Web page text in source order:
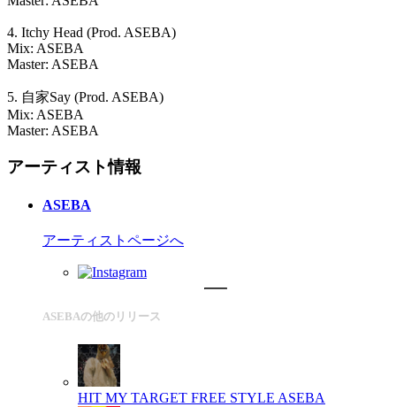
4. Itchy Head (Prod. ASEBA)
Mix: ASEBA
Master: ASEBA
5. 自家Say (Prod. ASEBA)
Mix: ASEBA
Master: ASEBA
アーティスト情報
ASEBA
アーティストページへ
ASEBAの他のリリース
HIT MY TARGET FREE STYLE ASEBA